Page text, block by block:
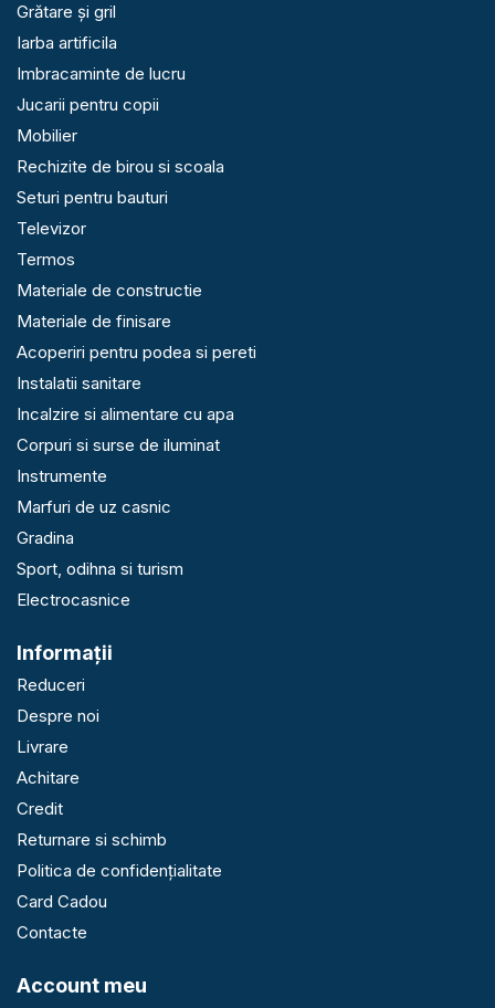
Grătare și gril
Iarba artificila
Imbracaminte de lucru
Jucarii pentru copii
Mobilier
Rechizite de birou si scoala
Seturi pentru bauturi
Televizor
Termos
Materiale de constructie
Materiale de finisare
Acoperiri pentru podea si pereti
Instalatii sanitare
Incalzire si alimentare cu apa
Corpuri si surse de iluminat
Instrumente
Marfuri de uz casnic
Gradina
Sport, odihna si turism
Electrocasnice
Informaţii
Reduceri
Despre noi
Livrare
Achitare
Credit
Returnare si schimb
Politica de confidențialitate
Card Cadou
Contacte
Account meu